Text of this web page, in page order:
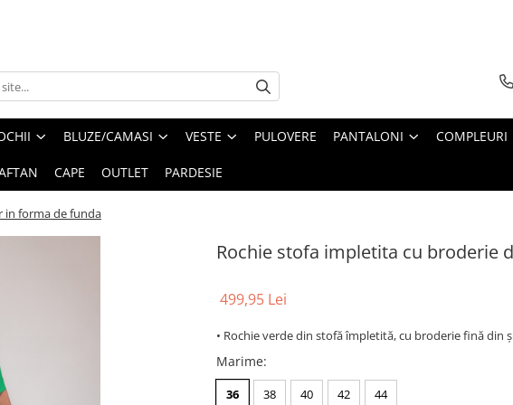
BLUZE/CAMASI VESTE PULOVERE PANTALONI COMPLEURI
CAPE OUTLET PARDESIE
in forma de funda
Rochie stofa impletita cu broderie
499,95 Lei
• Rochie verde din stofă împletită, cu broderie fină din
Marime:
36 38 40 42 44